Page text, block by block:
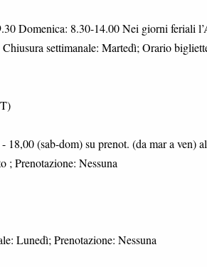
Domenica: 8.30-14.00 Nei giorni feriali
settimanale: Martedì; Orario
(sab-dom) su prenot. (da mar a ven)
; Prenotazione: Nessuna
Lunedì; Prenotazione: Nessuna